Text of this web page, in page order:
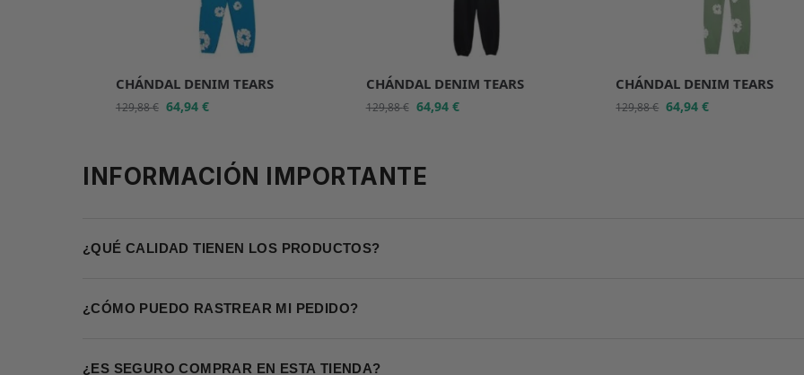
CHÁNDAL DENIM TEARS
129,88€ 64,94 €
CHÁNDAL DENIM TEARS
129,88€ 64,94 €
CHÁNDAL DENIM TEARS
129,88€ 64,94€
INFORMACIÓN IMPORTANTE
¿QUÉ CALIDAD TIENEN LOS PRODUCTOS?
¿CÓMO PUEDO RASTREAR MI PEDIDO?
¿ES SEGURO COMPRAR EN ESTA TIENDA?